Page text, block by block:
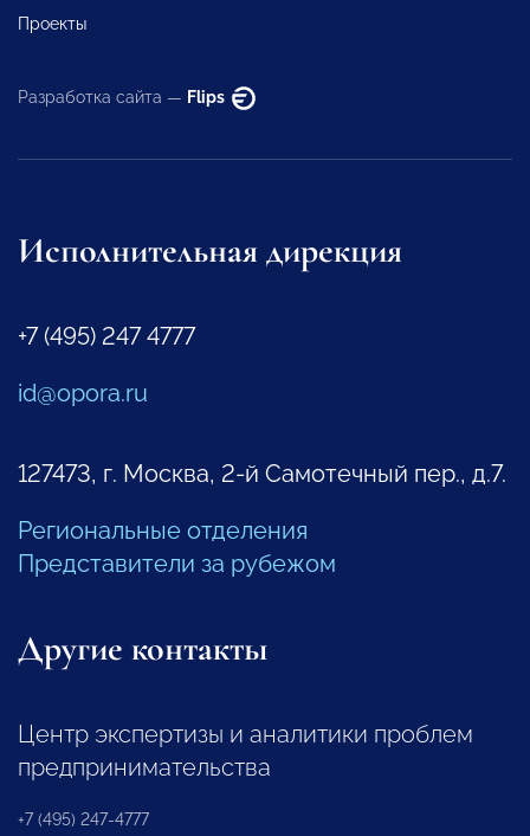
Проекты
Разработка сайта — Flips
Исполнительная дирекция
+7 (495) 247 4777
id@opora.ru
127473, г. Москва, 2-й Самотечный пер., д.7.
Региональные отделения
Представители за рубежом
Другие контакты
Центр экспертизы и аналитики проблем
предпринимательства
+7 (495) 247-4777